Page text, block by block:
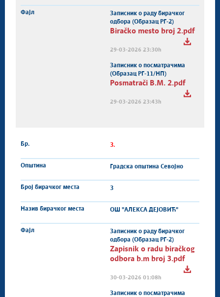
Записник о раду бирачког
одбора (Образац РГ-2)
Biračko mesto broj 2.pdf
29-03-2026 23:30h
Записник о посматрачима
(Образац РГ-11/НП)
Posmatrači B.M. 2.pdf
29-03-2026 23:43h
3.
Градска општина Севојно
3
ОШ "АЛЕКСА ДЕЈОВИЋ"
Записник о раду бирачког
одбора (Образац РГ-2)
Zapisnik o radu biračkog
odbora b.m broj 3.pdf
30-03-2026 01:08h
Записник о посматрачима